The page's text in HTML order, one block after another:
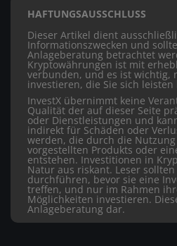
HAFTUNGSAUSSCHLUSS
Dieser Artikel dient
Informationszwecken und
Anlageberatung betrachtet
Kryptowährungen ist mit
verbunden, und es ist wichtig,
investieren, die Sie sich
InvestX übernimmt keine
Qualität der auf dieser Seite
oder Dienstleistungen und
indirekt für Schäden oder
werden, die durch die
vorgestellten Produkts oder
entstehen. Investitionen in
Natur aus riskant. Leser
durchführen, bevor sie eine
treffen, und nur im Rahmen
Möglichkeiten investieren.
Anlageberatung dar.